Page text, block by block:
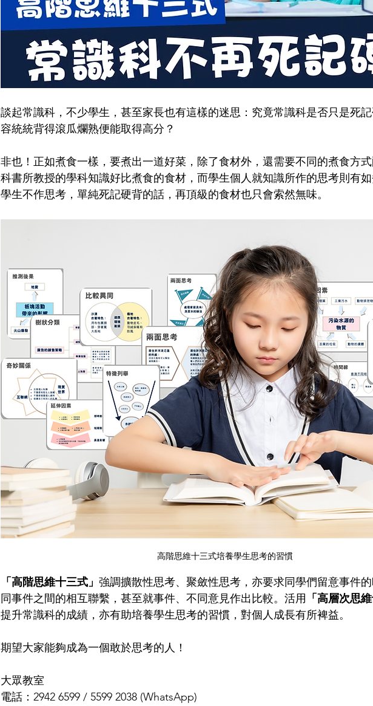
談起常識科，不少學生，甚至家長也有這樣的迷思：究竟常識科是否只是死
容統統背得滾瓜爛熟便能取得高分？
非也！正如煮食一樣，要煮出一道好菜，除了食材外，還需要不同的煮食方
科書所教授的學科知識好比煮食的食材，而學生個人就知識所作的思考則有
學生不作思考，單純死記硬背的話，再頂級的食材也只會索然無味。
高階思維十三式培養學生思考的習慣
「高階思維十三式」 強調擴散性思考、 聚斂性思考，亦要求同學們留意事件的
同事件之間的相互聯繫，甚至就事件、不同意見作出比較。活用 「高層次思
提升常識科的成績，亦有助培養學生思考的習慣，對個人成長有所裨益。
期望大家能夠成為一個敢於思考的人！
大眾教室
電話：2942 6599 / 5599 2038 (WhatsApp)